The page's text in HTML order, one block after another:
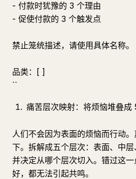
- 付款时犹豫的 3 个理由
- 促使付款的 3 个触发点
禁止笼统描述，请使用具体名称。
品类：[ ]
``
痛苦层次映射：将烦恼堆叠成
人们不会因为表面的烦恼而行动
下。拆解成五个层次：表面、中层
并决定从哪个层次切入。错过这
好，都无法引起共鸣。